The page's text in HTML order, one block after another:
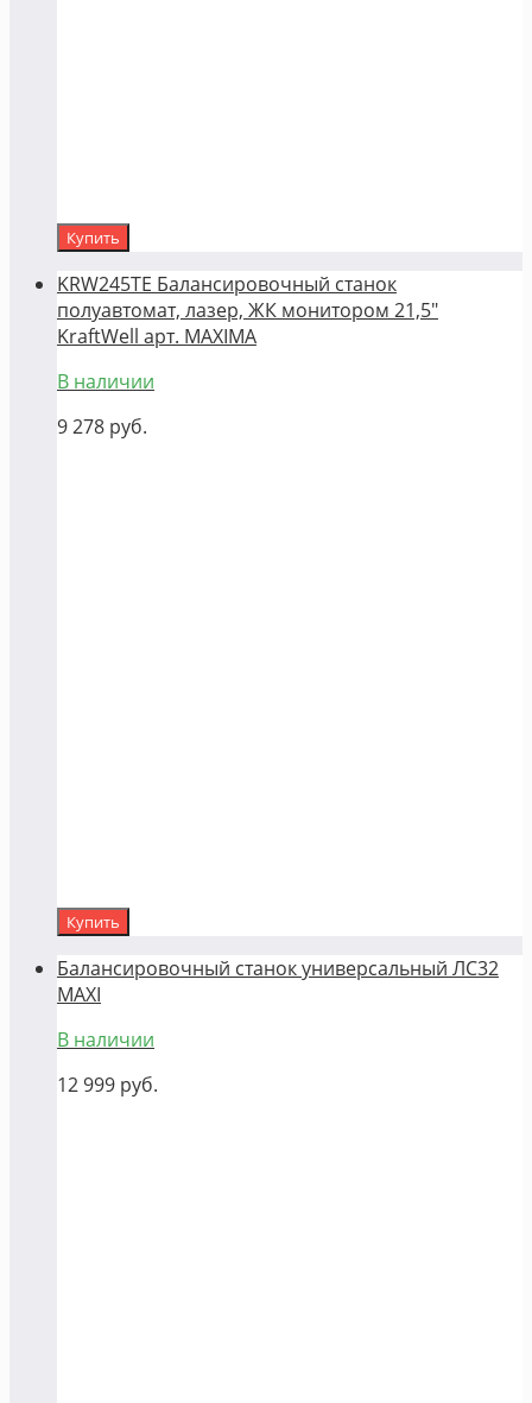
Купить
KRW245TE Балансировочный станок
полуавтомат, лазер, ЖК монитором 21,5"
KraftWell арт. MAXIMA
В наличии
9 278 руб.
Купить
Балансировочный станок универсальный ЛС32
MAXI
В наличии
12 999 руб.